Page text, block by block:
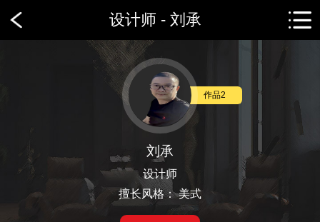
设计师 - 刘承
作品2
刘承
设计师
擅长风格： 美式